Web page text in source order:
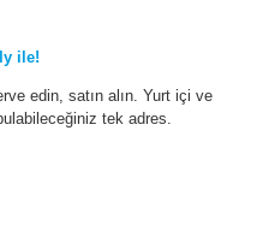
ile!
edin, satın alın. Yurt içi ve
tek adres.